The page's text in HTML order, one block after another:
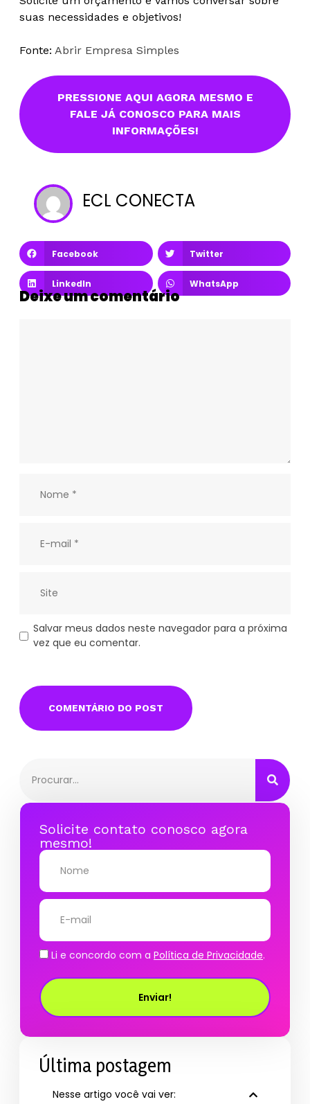
suas necessidades e objetivos!
Fonte: Abrir Empresa Simples
PRESSIONE AQUI AGORA MESMO E
FALE JÁ CONOSCO PARA MAIS
INFORMAÇÕES!
ECL CONECTA
Facebook Twitter
LinkedIn WhatsApp
Deixe um comentário
Salvar meus dados neste navegador para a próxima
vez que eu comentar.
Solicite contato conosco agora
mesmo!
Li e concordo com a Política de Privacidade.
Enviar!
Última postagem
Nesse artigo você vai ver: